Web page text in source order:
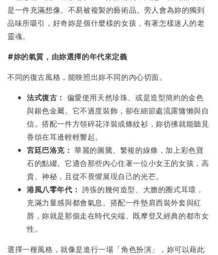
是一件充滿想像、不易被複製的藝術品。旁人會為妳的獨到
品味所吸引，好奇妳是個什麼樣的女孩，有著怎樣迷人的老
靈魂。
#妳的氣質，由妳選擇的年代來定義
不同的復古風格，能映照出妳不同的內心切面。
法式復古： 偏愛使用天然珍珠、或是造型簡約的金色
與銀色金屬。它不過度裝飾，卻在細節處流露慵懶與自
信。搭配一件方領碎花洋裝或條紋衫，妳彷彿就能聽見
香頌在耳邊輕輕響起。
宮廷巴洛克： 華麗的圖騰、繁複的線條，加上彩色寶
石的點綴。它適合那些內心住著一位小女王的女孩，高
貴、神秘，且從不畏懼展現自己的光芒。
港風八零年代： 誇張的幾何造型、大膽的圈式耳環，
充滿力量感與都會氣息。搭配一件墊肩西裝外套與紅
唇，妳就是那個走在時代尖端、既摩登又經典的都市女
性。
選擇一種風格，就像是進行一場「角色扮演」，妳可以藉此